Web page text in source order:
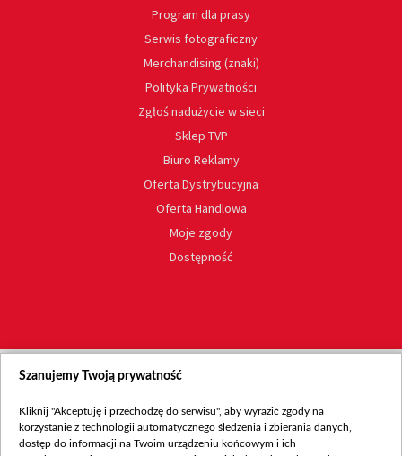
Program dla prasy
Serwis fotograficzny
Merchandising (znaki)
Polityka Prywatności
Zgłoś nadużycie w sieci
Sklep TVP
Biuro Reklamy
Oferta Dystrybucyjna
Oferta Handlowa
Moje zgody
Dostępność
Szanujemy Twoją prywatność
Kliknij "Akceptuję i przechodzę do serwisu", aby wyrazić zgody na
korzystanie z technologii automatycznego śledzenia i zbierania danych,
dostęp do informacji na Twoim urządzeniu końcowym i ich